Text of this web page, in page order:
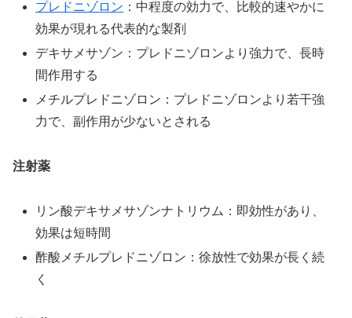
プレドニゾロン ：中程度の効力で、比較的速やかに
効果が現れる代表的な製剤
デキサメサゾン：プレドニゾロンより強力で、長時
間作用する
メチルプレドニゾロン：プレドニゾロンより若干強
力で、副作用が少ないとされる
注射薬
リン酸デキサメサゾンナトリウム：即効性があり、
効果は短時間
酢酸メチルプレドニゾロン：徐放性で効果が長く続
く